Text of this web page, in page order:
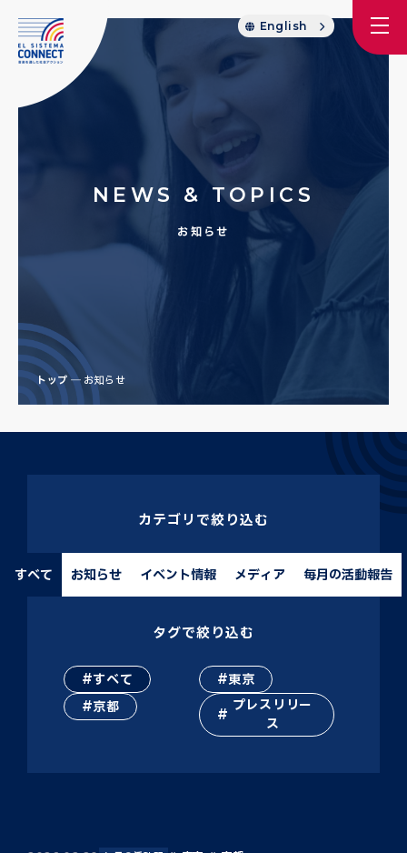
English
NEWS & TOPICS
お知らせ
トップ お知らせ
カテゴリで絞り込む
すべて お知らせ イベント情報 メディア 毎月の活動報告
タグで絞り込む
すべて
東京
京都
プレスリリー
ス